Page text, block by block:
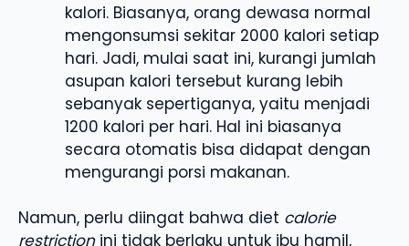
kalori. Biasanya, orang dewasa normal
mengonsumsi sekitar 2000 kalori setiap
hari. Jadi, mulai saat ini, kurangi jumlah
asupan kalori tersebut kurang lebih
sebanyak sepertiganya, yaitu menjadi
1200 kalori per hari. Hal ini biasanya
secara otomatis bisa didapat dengan
mengurangi porsi makanan.
Namun, perlu diingat bahwa diet calorie
restrictionini tidak berlaku untuk ibu hamil,